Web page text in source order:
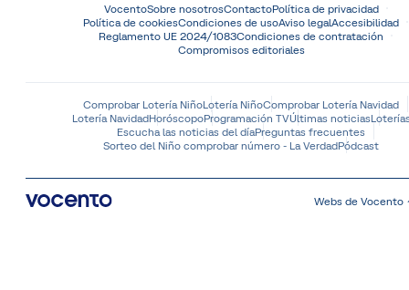
VocentoSobre nosotrosContactoPolítica de privacidad
Política de cookiesCondiciones de usoAviso legalAccesibilidad
Reglamento UE 2024/1083Condiciones de contratación
Compromisos editoriales
Comprobar Lotería NiñoLotería NiñoComprobar Lotería Navidad
Lotería NavidadHoróscopoProgramación TVÚltimas noticias
Escucha las noticias del díaPreguntas frecuentes
Sorteo del Niño comprobar número - La VerdadPódcast
Webs de Vocento